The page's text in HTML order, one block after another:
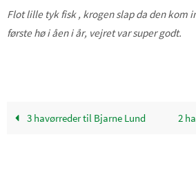
Flot lille tyk fisk , krogen slap da den kom
første hø i åen i år, vejret var super godt.
3 havørreder til Bjarne Lund 2